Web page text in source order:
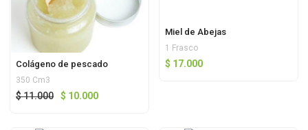
Colágeno de pescado
350 Cm3
$11.000 $ 10.000
Miel de Abejas
1 Frasco
$ 17.000